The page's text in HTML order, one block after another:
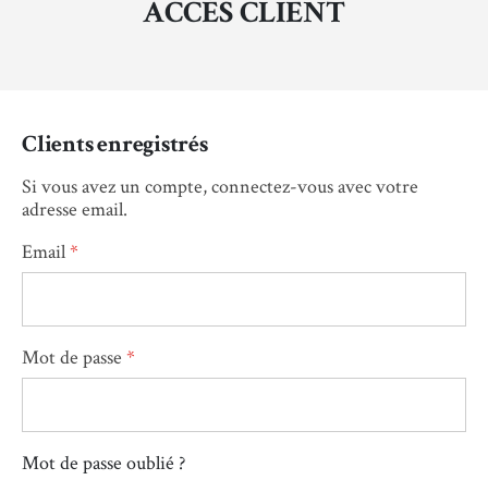
ACCÈS CLIENT
Clients enregistrés
Si vous avez un compte, connectez-vous avec votre
adresse email.
Email
Mot de passe
Mot de passe oublié ?